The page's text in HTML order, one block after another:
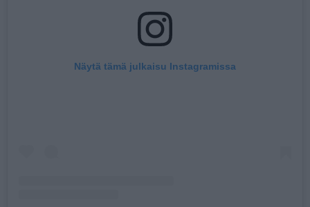
Näytä tämä julkaisu Instagramissa